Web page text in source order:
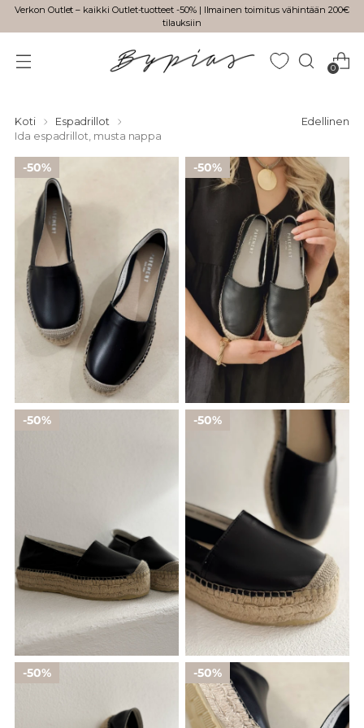
Verkon Outlet – kaikki Outlet-tuotteet -50% | Ilmainen toimitus vähintään 200€
tilauksiin
0
Koti
Espadrillot
Ida espadrillot, musta nappa
Edellinen
50% 50%
50% 50%
50% 50%